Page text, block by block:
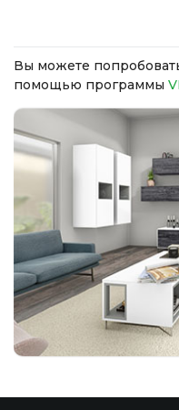
Вы можете
помощью программы